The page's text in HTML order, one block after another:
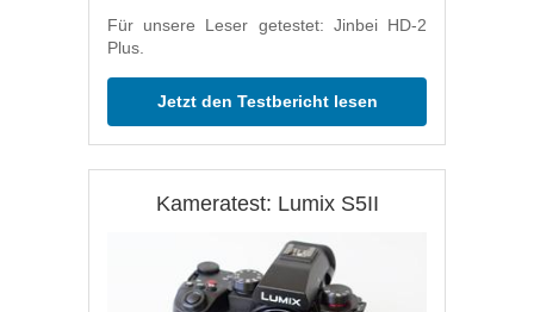
Für unsere Leser getestet: Jinbei HD-2
Plus.
Jetzt den Testbericht lesen
Kameratest: Lumix S5II